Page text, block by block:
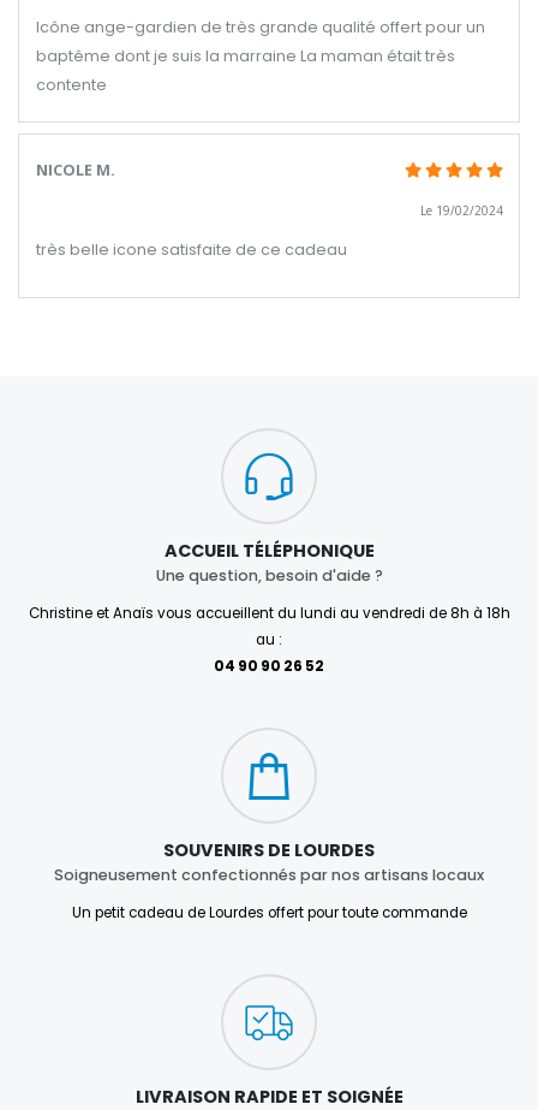
Icône ange-gardien de très grande qualité offert pour un
baptême dont je suis la marraine La maman était très
contente
NICOLE M.
Le 19/02/2024
très belle icone satisfaite de ce cadeau
ACCUEIL TÉLÉPHONIQUE
Une question, besoin d'aide ?
Christine et Anaïs vous accueillent du lundi au vendredi de 8h à 18h
au :
04 90 90 26 52
SOUVENIRS DE LOURDES
Soigneusement confectionnés par nos artisans locaux
Un petit cadeau de Lourdes offert pour toute commande
LIVRAISON RAPIDE ET SOIGNÉE